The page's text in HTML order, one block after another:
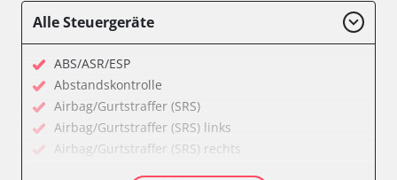
Alle Steuergeräte
ABS/ASR/ESP
Abstandskontrolle
Airbag/Gurtstraffer (SRS)
Airbag/Gurtstraffer (SRS) links
Airbag/Gurtstraffer (SRS) rechts